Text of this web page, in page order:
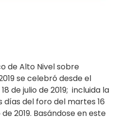
de Alto Nivel sobre
se celebró desde el
de julio de 2019; incluida la
del foro del martes 16
2019. Basándose en este